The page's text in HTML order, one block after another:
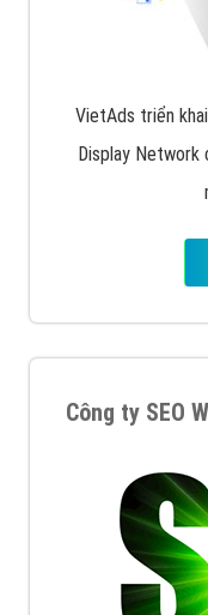
VietAds triển
Display Network
Công ty SEO